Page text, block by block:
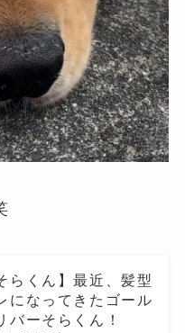
らくん】最近、髪型
になってきたゴール
バーそらくん！